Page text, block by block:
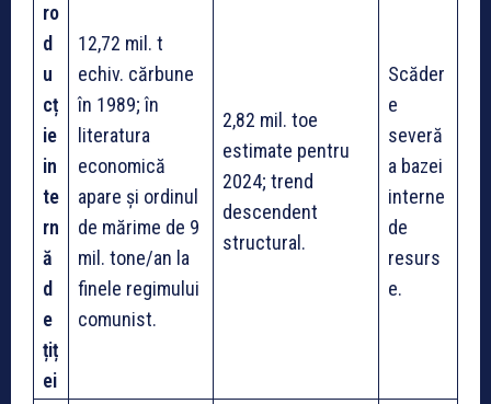
ro
d
u
cț
ie
in
te
rn
ă
d
e
țiț
ei
12,72 mil. t
echiv. cărbune
în 1989; în
literatura
economică
apare și ordinul
de mărime de 9
mil. tone/an la
finele regimului
comunist.
2,82 mil. toe
estimate pentru
2024; trend
descendent
structural.
Scăder
e
severă
a bazei
interne
de
resurs
e.